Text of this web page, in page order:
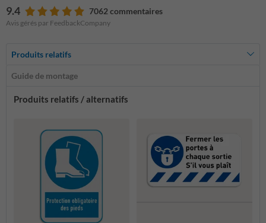
9.4 7062 commentaires
Avis gérés par FeedbackCompany
Produits relatifs
Guide de montage
Produits relatifs / alternatifs